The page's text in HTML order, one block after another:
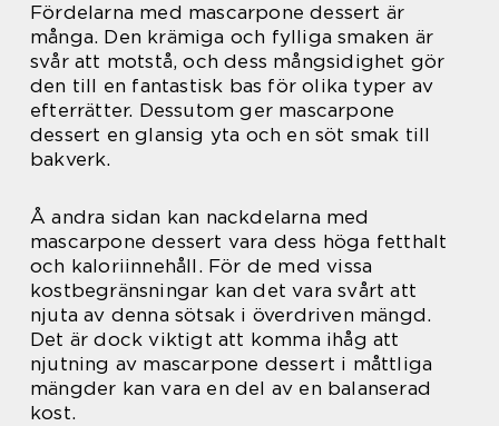
Fördelarna med mascarpone dessert är
många. Den krämiga och fylliga smaken är
svår att motstå, och dess mångsidighet gör
den till en fantastisk bas för olika typer av
efterrätter. Dessutom ger mascarpone
dessert en glansig yta och en söt smak till
bakverk.
Å andra sidan kan nackdelarna med
mascarpone dessert vara dess höga fetthalt
och kaloriinnehåll. För de med vissa
kostbegränsningar kan det vara svårt att
njuta av denna sötsak i överdriven mängd.
Det är dock viktigt att komma ihåg att
njutning av mascarpone dessert i måttliga
mängder kan vara en del av en balanserad
kost.